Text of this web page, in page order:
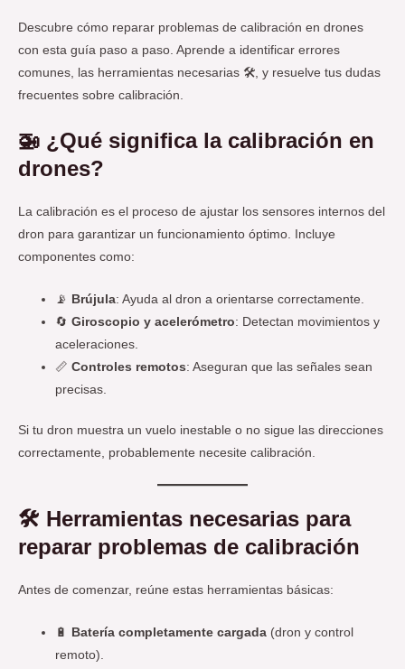
Descubre cómo reparar problemas de calibración en drones
con esta guía paso a paso. Aprende a identificar errores
comunes, las herramientas necesarias 🛠️, y resuelve tus dudas
frecuentes sobre calibración.
🚁 ¿Qué significa la calibración en
drones?
La calibración es el proceso de ajustar los sensores internos del
dron para garantizar un funcionamiento óptimo. Incluye
componentes como:
📡 Brújula: Ayuda al dron a orientarse correctamente.
🔄Giroscopio y acelerómetro: Detectan movimientos y
aceleraciones.
📏Controles remotos: Aseguran que las señales sean
precisas.
Si tu dron muestra un vuelo inestable o no sigue las direcciones
correctamente, probablemente necesite calibración.
🛠️ Herramientas necesarias para
reparar problemas de calibración
Antes de comenzar, reúne estas herramientas básicas:
🔋 Batería completamente cargada (dron y control
remoto).